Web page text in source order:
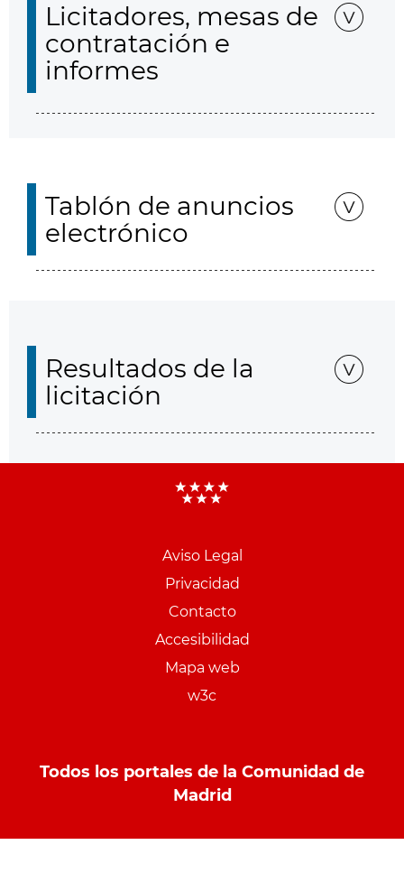
Licitadores, mesas de
contratación e
informes
Tablón de anuncios
electrónico
Resultados de la
licitación
Aviso Legal
Privacidad
Contacto
Accesibilidad
Mapa web
w3c
Todos los portales de la Comunidad de
Madrid